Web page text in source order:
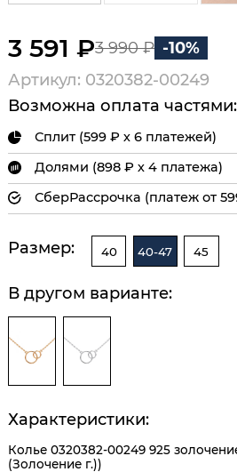
3 591 ₽3 990 ₽ -10%
Артикул: 0320382-00249
Возможна оплата частями:
Сплит (599 ₽ х 6 платежей)
Долями (898 ₽ х 4 платежа)
СберРассрочка (платеж от
Размер: 40 40-47 45
В другом варианте:
Характеристики:
Колье 0320382-00249 925
(Золочение г.))